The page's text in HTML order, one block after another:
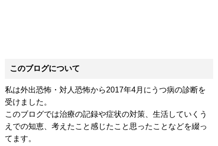
このブログについて
私は外出恐怖・対人恐怖から2017年4月にうつ病の診断を
受けました。
このブログでは治療の記録や症状の対策、生活していくう
えでの知恵、考えたこと感じたこと思ったことなどを綴っ
てます。